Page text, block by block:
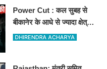
Power Cut : कल सुबह से
बीकानेर के आधे से ज्यादा क्षेत्रों
में 4 घंटों के लिए बिजली रहेगी
DHIRENDRA ACHARYA